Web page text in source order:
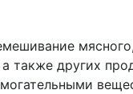
также других